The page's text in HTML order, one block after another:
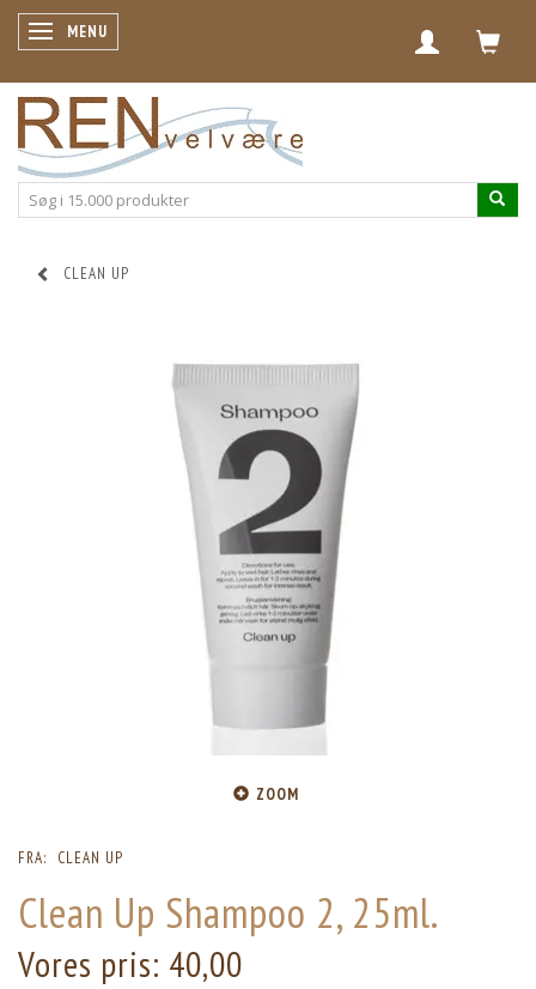
SKIFTE NAVIGATION
MENU
CLEAN UP
ZOOM
FRA: CLEAN UP
Clean Up Shampoo 2, 25ml.
Vores pris: 40,00